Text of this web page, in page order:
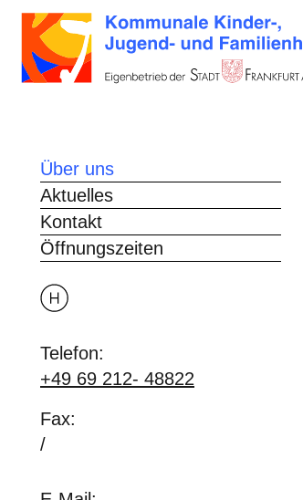
Über uns
Aktuelles
Kontakt
Öffnungszeiten
Telefon:
+49 69 212- 48822
Fax:
/